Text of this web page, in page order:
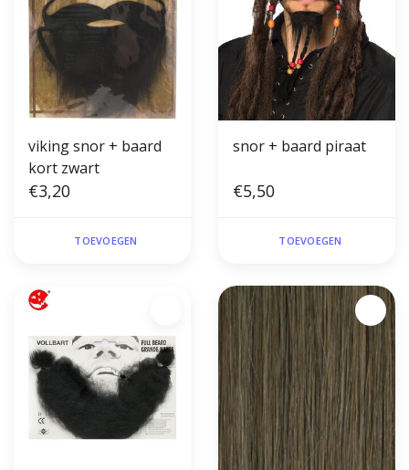
viking snor + baard
kort zwart
€3,20
TOEVOEGEN
snor + baard piraat
€5,50
TOEVOEGEN